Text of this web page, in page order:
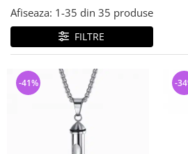
Solutii si lavete de curatare
bijuterii argint
Afiseaza: 1-35 din 35 produse
FILTRE
-41% -